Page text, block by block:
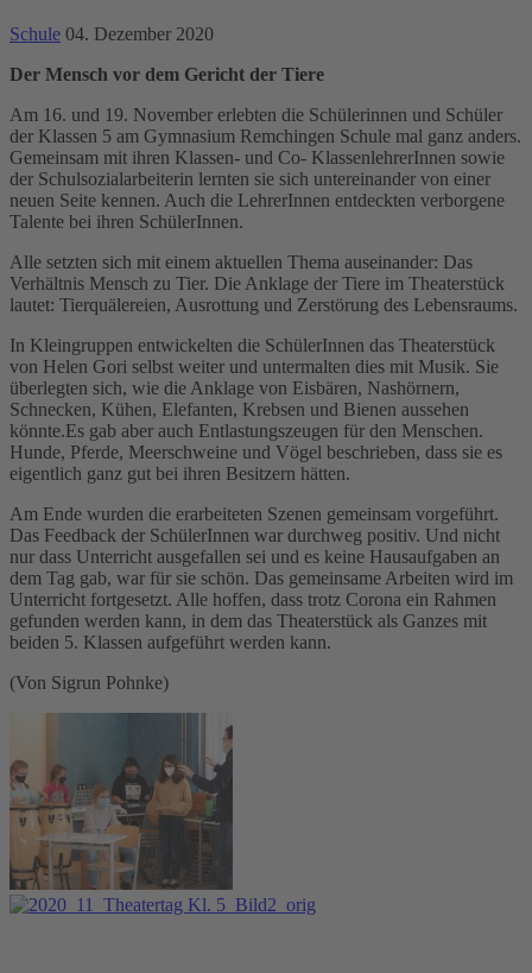
Schule 04. Dezember 2020
Der Mensch vor dem Gericht der Tiere
Am 16. und 19. November erlebten die Schülerinnen und Schüler
der Klassen 5 am Gymnasium Remchingen Schule mal ganz anders.
Gemeinsam mit ihren Klassen- und Co- KlassenlehrerInnen sowie
der Schulsozialarbeiterin lernten sie sich untereinander von einer
neuen Seite kennen. Auch die LehrerInnen entdeckten verborgene
Talente bei ihren SchülerInnen.
Alle setzten sich mit einem aktuellen Thema auseinander: Das
Verhältnis Mensch zu Tier. Die Anklage der Tiere im Theaterstück
lautet: Tierquälereien, Ausrottung und Zerstörung des Lebensraums.
In Kleingruppen entwickelten die SchülerInnen das Theaterstück
von Helen Gori selbst weiter und untermalten dies mit Musik. Sie
überlegten sich, wie die Anklage von Eisbären, Nashörnern,
Schnecken, Kühen, Elefanten, Krebsen und Bienen aussehen
könnte.Es gab aber auch Entlastungszeugen für den Menschen.
Hunde, Pferde, Meerschweine und Vögel beschrieben, dass sie es
eigentlich ganz gut bei ihren Besitzern hätten.
Am Ende wurden die erarbeiteten Szenen gemeinsam vorgeführt.
Das Feedback der SchülerInnen war durchweg positiv. Und nicht
nur dass Unterricht ausgefallen sei und es keine Hausaufgaben an
dem Tag gab, war für sie schön. Das gemeinsame Arbeiten wird im
Unterricht fortgesetzt. Alle hoffen, dass trotz Corona ein Rahmen
gefunden werden kann, in dem das Theaterstück als Ganzes mit
beiden 5. Klassen aufgeführt werden kann.
(Von Sigrun Pohnke)